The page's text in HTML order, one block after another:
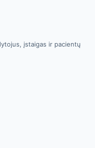
įstaigas ir pacientų